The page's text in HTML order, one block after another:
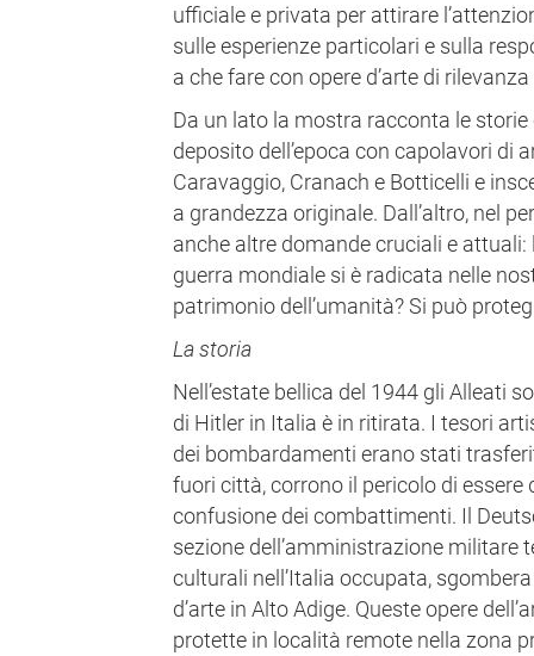
ufficiale e privata per attirare
sulle esperienze particolari e sulla
a che fare con opere d’arte di
Da un lato la mostra racconta le
deposito dell’epoca con capolavori di
Caravaggio, Cranach e Botticelli e
a grandezza originale. Dall’altro, nel
anche altre domande cruciali e
guerra mondiale si è radicata nelle
patrimonio dell’umanità? Si può
La storia
Nell’estate bellica del 1944 gli Alleati
di Hitler in Italia è in ritirata. I tesori
dei bombardamenti erano stati
fuori città, corrono il pericolo di
confusione dei combattimenti. Il
sezione dell’amministrazione militare
culturali nell’Italia occupata,
d’arte in Alto Adige. Queste opere
protette in località remote nella zona